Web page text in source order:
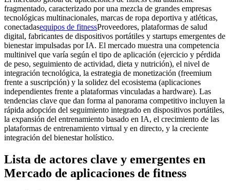
fragmentado, caracterizado por una mezcla de grandes empresas
tecnológicas multinacionales, marcas de ropa deportiva y atléticas,
conectadasequipos de fitnessProveedores, plataformas de salud
digital, fabricantes de dispositivos portátiles y startups emergentes de
bienestar impulsadas por IA. El mercado muestra una competencia
multinivel que varía según el tipo de aplicación (ejercicio y pérdida
de peso, seguimiento de actividad, dieta y nutrición), el nivel de
integración tecnológica, la estrategia de monetización (freemium
frente a suscripción) y la solidez del ecosistema (aplicaciones
independientes frente a plataformas vinculadas a hardware). Las
tendencias clave que dan forma al panorama competitivo incluyen la
rápida adopción del seguimiento integrado en dispositivos portátiles,
la expansión del entrenamiento basado en IA, el crecimiento de las
plataformas de entrenamiento virtual y en directo, y la creciente
integración del bienestar holístico.
Lista de actores clave y emergentes en
Mercado de aplicaciones de fitness